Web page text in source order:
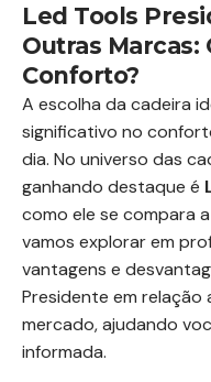
Led Tools
Outras Marcas:
Conforto?
A escolha da cadeira
significativo no
dia. No universo das
ganhando destaque é
como ele se compara
vamos explorar em
vantagens e
Presidente em
mercado, ajudando
informada.